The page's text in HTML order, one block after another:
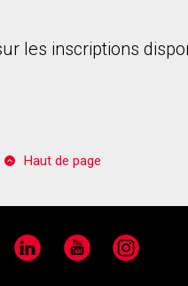
les inscriptions
Haut de page
LinkedIn YouTubeInstagram